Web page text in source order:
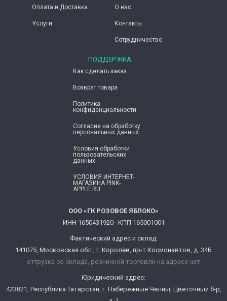
Оплата и Доставка
Услуги
О нас
Контакты
Сотрудничество
ПОДДЕРЖКА
Как сделать заказ
Возврат товара
Политика
конфиденциальности
Согласие ​на обработку
персональных данных
Условия обработки
пользовательских
данных
УСЛОВИЯ ИНТЕРНЕТ-
МАГАЗИНА PINK-
APPLE.RU
ООО «ГК РОЗОВОЕ ЯБЛОКО»
ИНН 1650431920 · КПП 165001001
Фактический адрес и склад:
141075, Московская обл., г. Королёв, пр-т Космонавтов, д. 34Б
отгрузка со склада, розничной торговли на адресе нет
Юридический адрес:
423821, Республика Татарстан, г. Набережные Челны, Цветочный б-р,